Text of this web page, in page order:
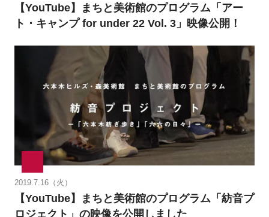
【YouTube】まちと美術館のプログラム「アー
ト・キャンプ for under 22 Vol. 3」映像公開！
2019.7.16（火）
【YouTube】まちと美術館のプログラム「紡音プ
ロジェクト」の映像を公開しました